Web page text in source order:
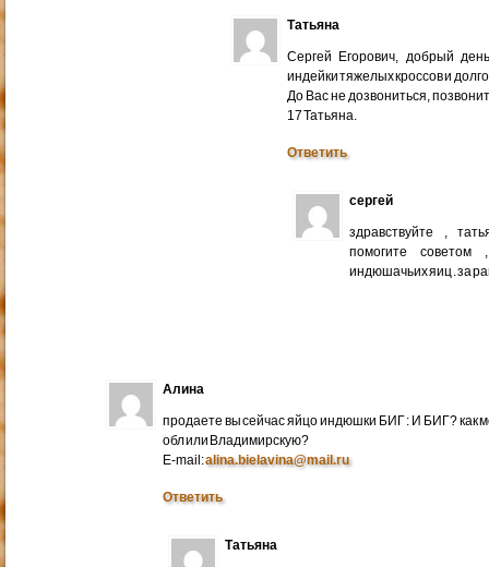
Татьяна
Сергей Егорович, добрый
индейки тяжелых кроссов и
До Вас не дозвониться,
17 Татьяна.
Ответить
сергей
здравствуйте ,
помогите
индюшачьих яиц . за
Алина
продаете вы сейчас яйцо индюшки БИГ : И БИГ? как
обл или Владимирскую?
E-mail:alina.bielavina@mail.ru
Ответить
Татьяна